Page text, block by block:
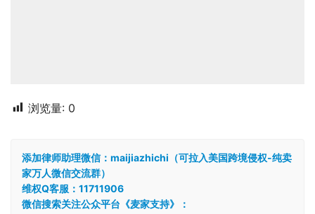
浏览量: 0
添加律师助理微信：maijiazhichi（可拉入美国跨境侵权-纯卖
家万人微信交流群）
维权Q客服：11711906
微信搜索关注公众平台《麦家支持》：